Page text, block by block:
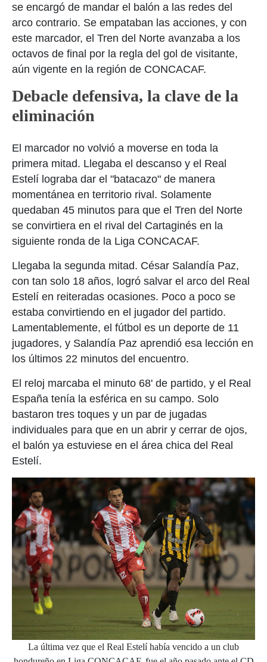
se encargó de mandar el balón a las redes del
arco contrario. Se empataban las acciones, y con
este marcador, el Tren del Norte avanzaba a los
octavos de final por la regla del gol de visitante,
aún vigente en la región de CONCACAF.
Debacle defensiva, la clave de la
eliminación
El marcador no volvió a moverse en toda la
primera mitad. Llegaba el descanso y el Real
Estelí lograba dar el "batacazo" de manera
momentánea en territorio rival. Solamente
quedaban 45 minutos para que el Tren del Norte
se convirtiera en el rival del Cartaginés en la
siguiente ronda de la Liga CONCACAF.
Llegaba la segunda mitad. César Salandía Paz,
con tan solo 18 años, logró salvar el arco del Real
Estelí en reiteradas ocasiones. Poco a poco se
estaba convirtiendo en el jugador del partido.
Lamentablemente, el fútbol es un deporte de 11
jugadores, y Salandía Paz aprendió esa lección en
los últimos 22 minutos del encuentro.
El reloj marcaba el minuto 68' de partido, y el Real
España tenía la esférica en su campo. Solo
bastaron tres toques y un par de jugadas
individuales para que en un abrir y cerrar de ojos,
el balón ya estuviese en el área chica del Real
Estelí.
La última vez que el Real Estelí había vencido a un club